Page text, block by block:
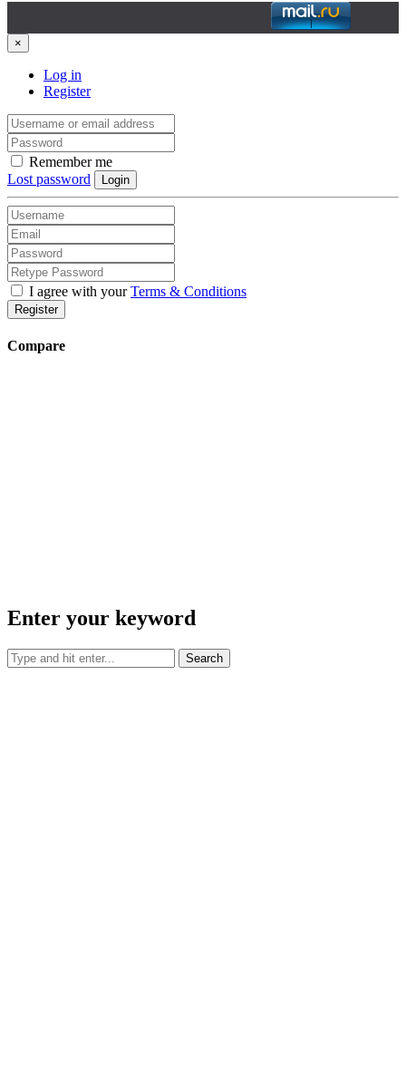
×
Log in
Register
Remember me
Lost password
Login
I agree with yourTerms & Conditions
Register
Compare
Enter your keyword
Search